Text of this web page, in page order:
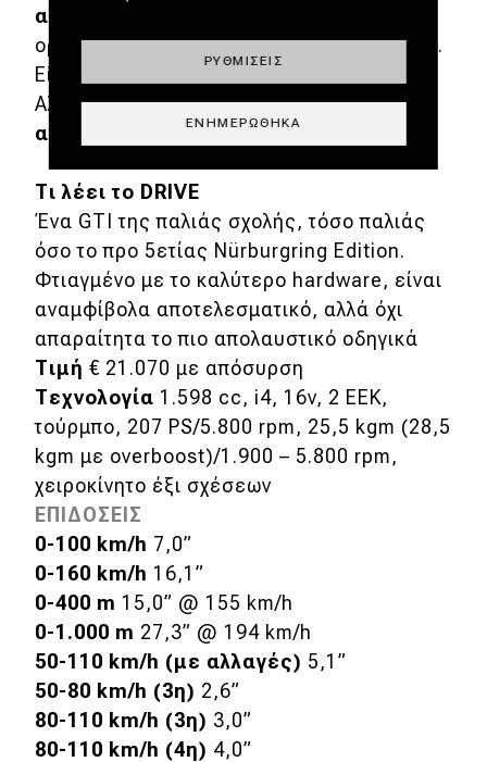
αγχωτική
ορισμέναερωτηματικάγια το Corsa OPC.
Είναι
Αλλάόχιαπαραιτήτως το πιο
απολαυστικό
Τι λέει το DRIVE
Ένα GTI της παλιάς σχολής, τόσο παλιάς
όσο το προ 5ετίας Nürburgring Edition.
Φτιαγμένο με το καλύτερο hardware, είναι
αναμφίβολα αποτελεσματικό, αλλά όχι
απαραίτητα το πιο απολαυστικό οδηγικά
Τιμή € 21.070 με απόσυρση
Τεχνολογία 1.598 cc, i4, 16v, 2 ΕΕΚ,
τούρμπο, 207 PS/5.800 rpm, 25,5 kgm (28,5
kgm με overboost)/1.900 – 5.800 rpm,
χειροκίνητο έξι σχέσεων
ΕΠΙΔΟΣΕΙΣ
0-100 km/h 7,0”
0-160 km/h 16,1”
0-400 m 15,0” @ 155 km/h
0-1.000 m 27,3” @ 194 km/h
50-110 km/h (με αλλαγές) 5,1”
50-80 km/h (3η) 2,6”
80-110 km/h (3η) 3,0”
80-110 km/h (4η) 4,0”
ΡΥΘΜΊΣΕΙΣ
ΕΝΗΜΕΡΏΘΗΚΑ